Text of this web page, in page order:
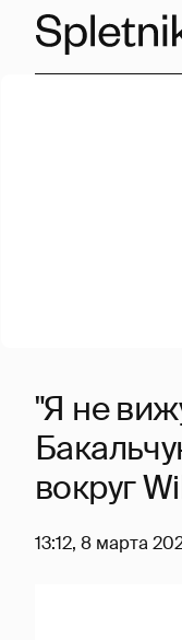
"Я не
вокруг
13:12, 8 марта